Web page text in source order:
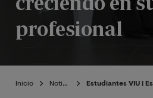
profesional
Inicio Noticias Estudiantes VIU |